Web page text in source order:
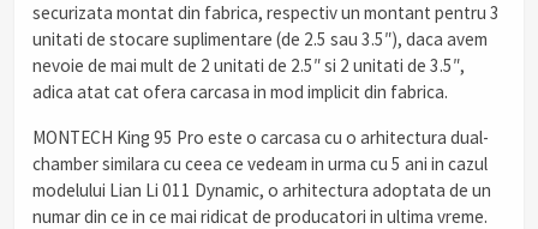
securizata montat din fabrica, respectiv un montant pentru 3
unitati de stocare suplimentare (de 2.5 sau 3.5″), daca avem
nevoie de mai mult de 2 unitati de 2.5″ si 2 unitati de 3.5″,
adica atat cat ofera carcasa in mod implicit din fabrica.
MONTECH King 95 Pro este o carcasa cu o arhitectura dual-
chamber similara cu ceea ce vedeam in urma cu 5 ani in cazul
modelului Lian Li 011 Dynamic, o arhitectura adoptata de un
numar din ce in ce mai ridicat de producatori in ultima vreme.